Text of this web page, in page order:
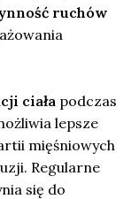
ruchów
ciała podczas
lepsze
mięśniowych
Regularne
się do